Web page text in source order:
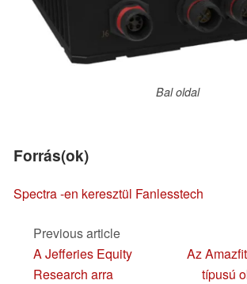
Bal oldal
Forrás(ok)
Spectra-en keresztül Fanlesstech
Previous article
A Jefferies Equity
Research arra
Az
típusú